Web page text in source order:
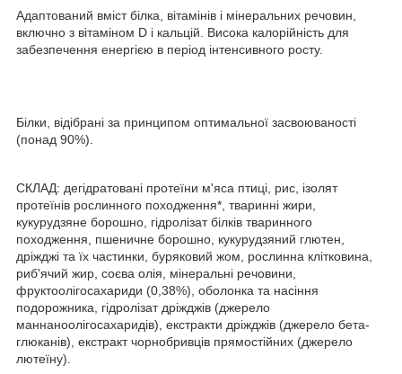
Адаптований вміст білка, вітамінів і мінеральних речовин,
включно з вітаміном D і кальцій. Висока калорійність для
забезпечення енергією в період інтенсивного росту.
Білки, відібрані за принципом оптимальної засвоюваності
(понад 90%).
СКЛАД: дегідратовані протеїни м'яса птиці, рис, ізолят
протеїнів рослинного походження*, тваринні жири,
кукурудзяне борошно, гідролізат білків тваринного
походження, пшеничне борошно, кукурудзяний глютен,
дріжджі та їх частинки, буряковий жом, рослинна клітковина,
риб'ячий жир, соєва олія, мінеральні речовини,
фруктоолігосахариди (0,38%), оболонка та насіння
подорожника, гідролізат дріжджів (джерело
маннаноолігосахаридів), екстракти дріжджів (джерело бета-
глюканів), екстракт чорнобривців прямостійних (джерело
лютеїну).